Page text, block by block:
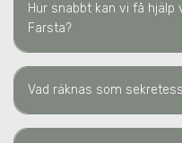
Hur snabbt kan vi få
Farsta?
Vad räknas som